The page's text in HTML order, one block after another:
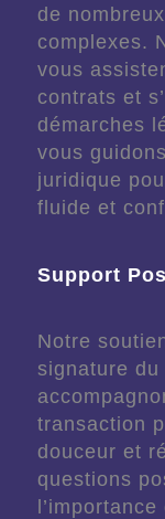
de
complexes.
vous
contrats et
démarches
vous
juridique
fluide et
Support
Notre
signature
transaction
douceur et
questions